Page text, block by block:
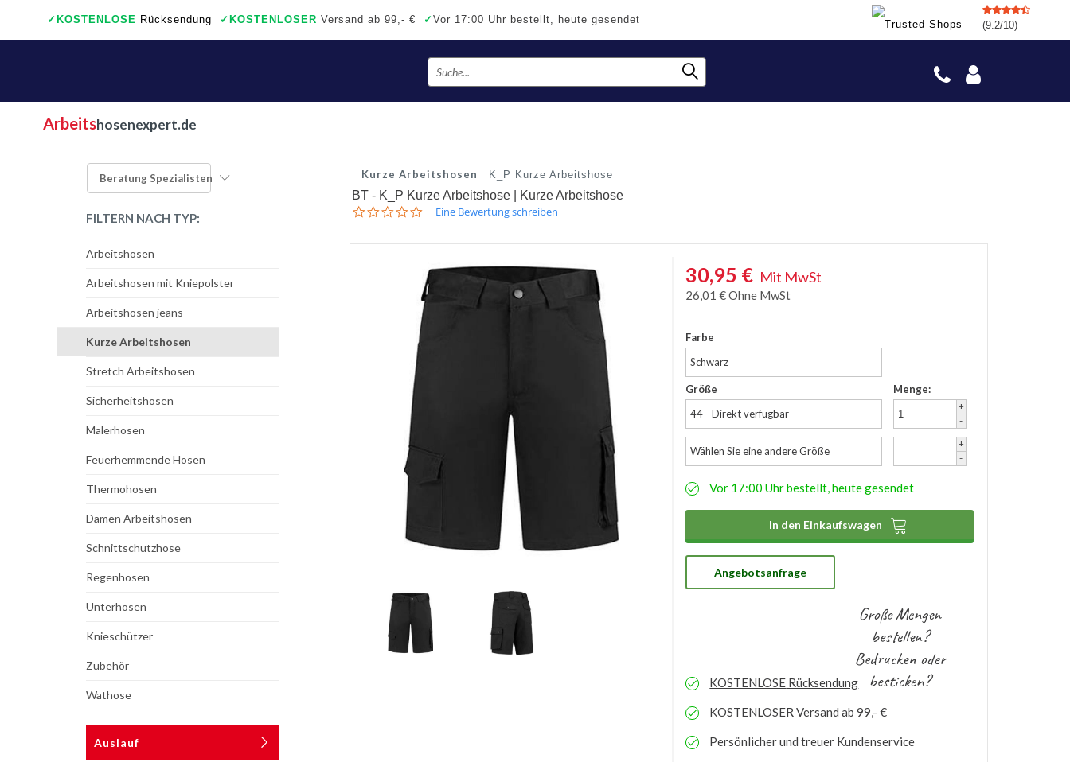
✓ KOSTENLOSE Rücksendung ✓ KOSTENLOSER Versand ab 99,- € ✓ Vor 17:00 Uhr bestellt, heute gesendet (9.2/10)
Arbeitshosenexpert.de
FILTERN NACH TYP:
Arbeitshosen
Arbeitshosen mit Kniepolster
Arbeitshosen jeans
Kurze Arbeitshosen
Stretch Arbeitshosen
Sicherheitshosen
Malerhosen
Feuerhemmende Hosen
Thermohosen
Damen Arbeitshosen
Schnittschutzhose
Regenhosen
Unterhosen
Knieschützer
Zubehör
Wathose
Auslauf
BeratungSpezialisten Kurze Arbeitshosen K_P Kurze Arbeitshose
BT - K_P Kurze Arbeitshose | Kurze Arbeitshose
0.0Eine Bewertung schreiben
30,95 € Mit MwSt
26,01 €Ohne MwSt
Farbe
Schwarz
Größe
44 - Direkt verfügbar
Menge:
+
-
Wählen Sie eine andere Größe
+
-
Vor 17:00 Uhr bestellt, heute gesendet
In den Einkaufswagen 
Angebotsanfrage
Große Mengen
bestellen?
Bedrucken oder
besticken?
KOSTENLOSE Rücksendung
KOSTENLOSER Versand ab 99,- €
Persönlicher und treuer Kundenservice